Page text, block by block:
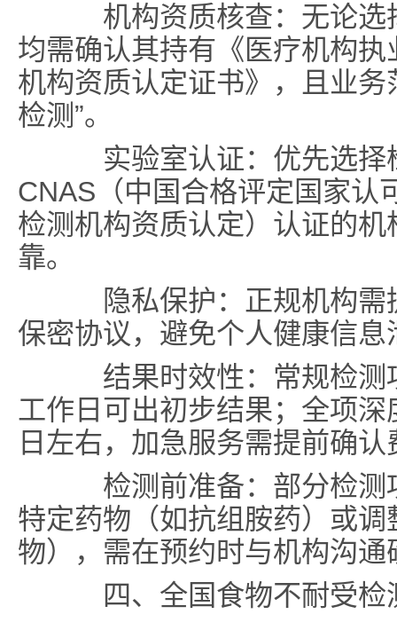
机构资质核查：无论选
均需确认其持有《医疗机构
机构资质认定证书》，且业
检测”。
实验室认证：优先选择
CNAS（中国合格评定国家认
检测机构资质认定）认证的
靠。
隐私保护：正规机构需
保密协议，避免个人健康信息
结果时效性：常规检测
工作日可出初步结果；全项
日左右，加急服务需提前确
检测前准备：部分检测
特定药物（如抗组胺药）或
物），需在预约时与机构沟
四、全国食物不耐受检